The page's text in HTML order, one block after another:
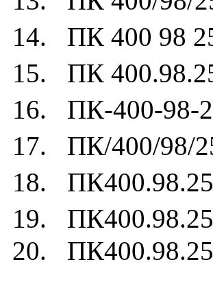
14. ПК 400 98
15. ПК
16. ПК-400-98-
17. ПК/400/98/
18.
19.
20.